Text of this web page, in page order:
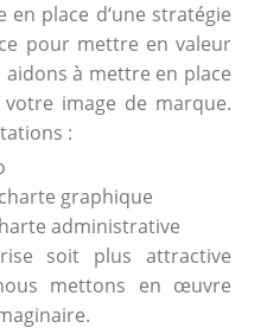
en place d‘une stratégie
pour mettre en valeur
à mettre en place
image de marque.
:
graphique
administrative
soit plus attractive
mettons en œuvre